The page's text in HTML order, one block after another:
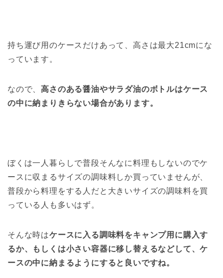
持ち運び用のケースだけあって、高さは最大21cmにな
っています。
なので、高さのある醤油やサラダ油のボトルはケース
の中に納まりきらない場合があります。
ぼくは一人暮らしで普段そんなに料理もしないのでケ
ースに収まるサイズの調味料しか買っていませんが、
普段から料理をする人だと大きいサイズの調味料を買
っている人も多いはず。
そんな時はケースに入る調味料をキャンプ用に購入す
るか、もしくは小さい容器に移し替えるなどして、ケ
ースの中に納まるようにすると良いですね。